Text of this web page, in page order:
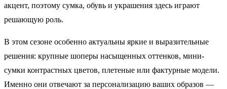
акцент, поэтому сумка, обувь и украшения здесь играют
решающую роль.
В этом сезоне особенно актуальны яркие и выразительные
решения: крупные шоперы насыщенных оттенков, мини-
сумки контрастных цветов, плетеные или фактурные модели.
Именно они отвечают за персонализацию ваших образов —